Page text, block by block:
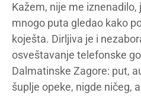
Kažem, nije me
mnogo puta gledao kako
koješta. Dirljiva je i
osveštavanje telefonske
Dalmatinske Zagore: put,
šuplje opeke, nigde ničeg,